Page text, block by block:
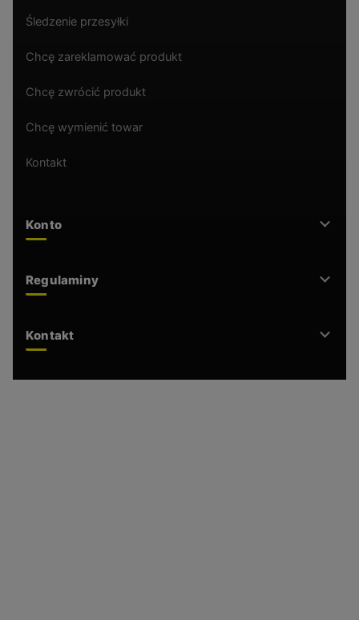
Śledzenie przesyłki
Chcę zareklamować produkt
Chcę zwrócić produkt
Chcę wymienić towar
Kontakt
Konto
Regulaminy
Kontakt